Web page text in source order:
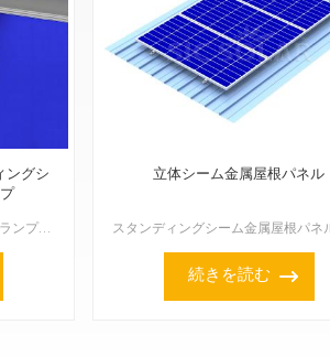
ングシ
スタンディングシーム金属屋根クランプで作られたソーラーパネル取り付け構造は、屋根を貫通せずに安全かつ確実に保持する非侵襲的な取り付けソリューションであるため、金属屋根への太陽光発電設備の設置に最適です...
立体シーム金属屋根パネル
続きを読む